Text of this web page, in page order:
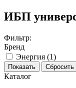
ИБП
Фильтр:
Бренд
Энергия (1)
Показать Сбросить
Каталог